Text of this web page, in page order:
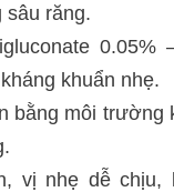
sâu răng.
0.05%
khuẩn nhẹ.
bằng môi trường
vị nhẹ dễ chịu,